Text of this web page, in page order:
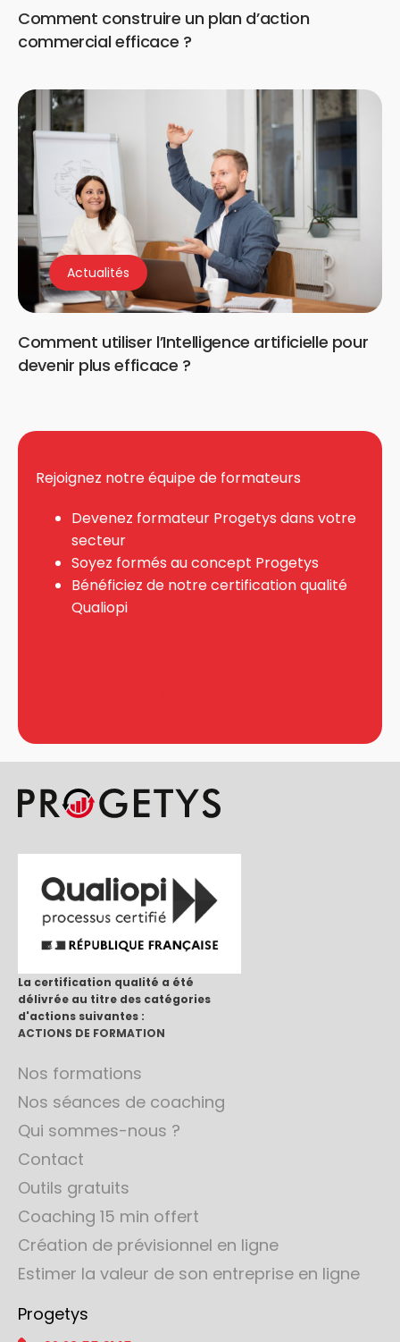
Comment construire un plan d’action
commercial efficace ?
Comment utiliser l’Intelligence artificielle pour
devenir plus efficace ?
Actualités
Rejoignez notre équipe de formateurs
Devenez formateur Progetys dans votre
secteur
Soyez formés au concept Progetys
Bénéficiez de notre certification qualité
Qualiopi
La certification qualité a été
délivrée au titre des catégories
d'actions suivantes :
ACTIONS DE FORMATION
Nos formations
Nos séances de coaching
Qui sommes-nous ?
Contact
Outils gratuits
Coaching 15 min offert
Création de prévisionnel en ligne
Estimer la valeur de son entreprise en ligne
Progetys